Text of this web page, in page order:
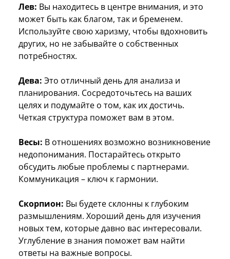
Лев: Вы находитесь в центре внимания, и это
может быть как благом, так и бременем.
Используйте свою харизму, чтобы вдохновить
других, но не забывайте о собственных
потребностях.
Дева: Это отличный день для анализа и
планирования. Сосредоточьтесь на ваших
целях и подумайте о том, как их достичь.
Четкая структура поможет вам в этом.
Весы: В отношениях возможно возникновение
недопонимания. Постарайтесь открыто
обсудить любые проблемы с партнерами.
Коммуникация – ключ к гармонии.
Скорпион: Вы будете склонны к глубоким
размышлениям. Хороший день для изучения
новых тем, которые давно вас интересовали.
Углубление в знания поможет вам найти
ответы на важные вопросы.